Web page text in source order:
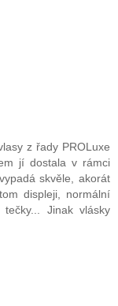
z řady PROLuxe
jí dostala v rámci
skvěle, akorát
displeji, normální
Jinak vlásky